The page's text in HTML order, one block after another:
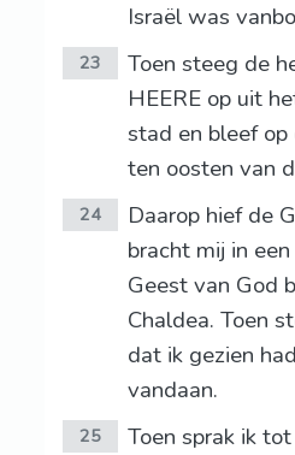
Israël was
23
Toen steeg de
HEERE op uit
stad en bleef
ten oosten van
24
Daarop hief de
bracht mij in
Geest van God
Chaldea. Toen
dat ik gezien
vandaan.
25
Toen sprak ik